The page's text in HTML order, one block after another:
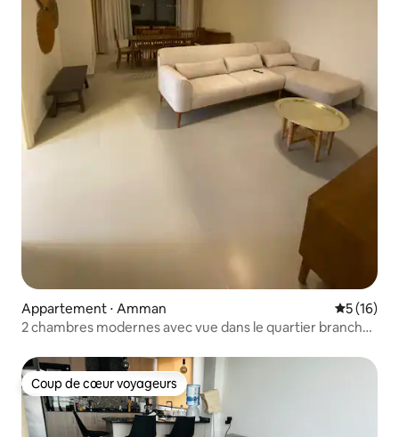
Appartement ⋅ Amman
5 (16)
2 chambres modernes avec vue dans le quartier branché
Coup de cœur voyageurs
Coup de cœur voyageurs